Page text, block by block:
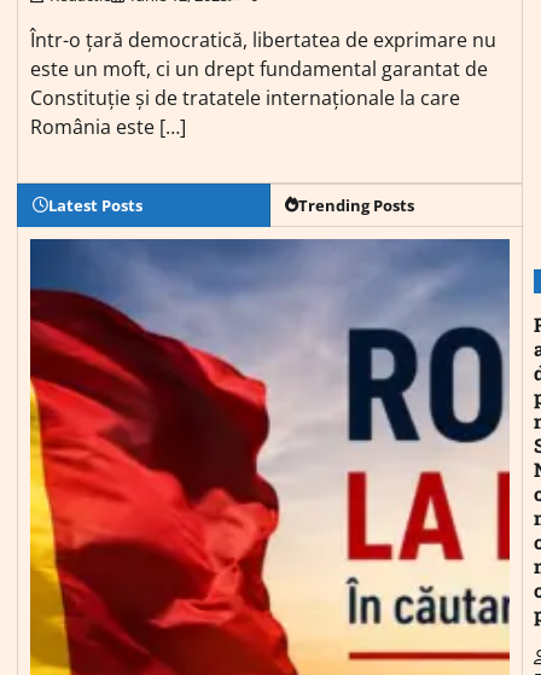
Într-o țară democratică, libertatea de exprimare nu
este un moft, ci un drept fundamental garantat de
Constituție și de tratatele internaționale la care
România este […]
Latest Posts Trending Posts